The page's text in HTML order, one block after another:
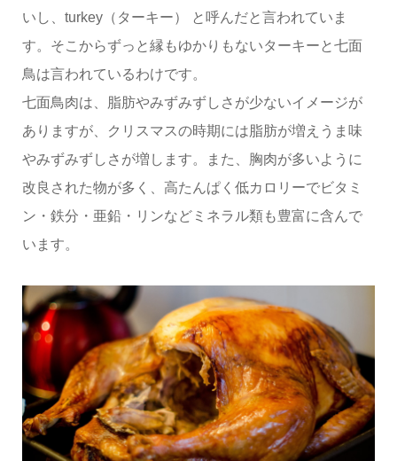
いし、turkey（ターキー） と呼んだと言われていま
す。そこからずっと縁もゆかりもないターキーと七面
鳥は言われているわけです。
七面鳥肉は、脂肪やみずみずしさが少ないイメージが
ありますが、クリスマスの時期には脂肪が増えうま味
やみずみずしさが増します。また、胸肉が多いように
改良された物が多く、高たんぱく低カロリーでビタミ
ン・鉄分・亜鉛・リンなどミネラル類も豊富に含んで
います。